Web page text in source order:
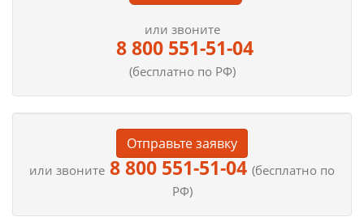
или звоните
8 800 551-51-04
(бесплатно по РФ)
Отправьте заявку
или звоните 8 800 551-51-04 (бесплатно по
РФ)